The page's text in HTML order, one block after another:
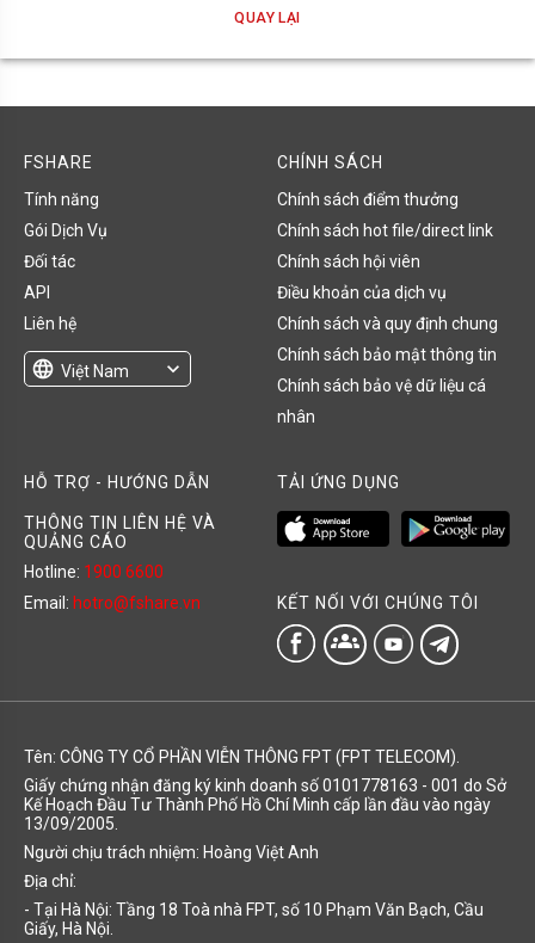
QUAY LẠI
FSHARE
Tính năng
Gói Dịch Vụ
Đối tác
API
Liên hệ
language Việt Nam
expand_more
CHÍNH SÁCH
Chính sách điểm thưởng
Chính sách hot file/direct link
Chính sách hội viên
Điều khoản của dịch vụ
Chính sách và quy định chung
Chính sách bảo mật thông tin
Chính sách bảo vệ dữ liệu cá
nhân
HỖ TRỢ - HƯỚNG DẪN
THÔNG TIN LIÊN HỆ VÀ
QUẢNG CÁO
Hotline: 1900 6600
Email: hotro@fshare.vn
TẢI ỨNG DỤNG
KẾT NỐI VỚI CHÚNG TÔI
groups
Tên: CÔNG TY CỔ PHẦN VIỄN THÔNG FPT (FPT TELECOM).
Giấy chứng nhận đăng ký kinh doanh số 0101778163 - 001 do Sở
Kế Hoạch Đầu Tư Thành Phố Hồ Chí Minh cấp lần đầu vào ngày
13/09/2005.
Người chịu trách nhiệm: Hoàng Việt Anh
Địa chỉ:
- Tại Hà Nội: Tầng 18 Toà nhà FPT, số 10 Phạm Văn Bạch, Cầu
Giấy, Hà Nội.